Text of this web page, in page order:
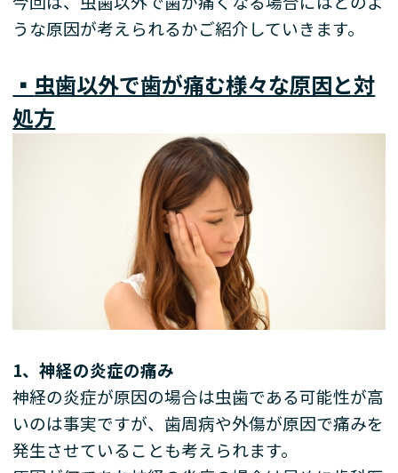
うな原因が考えられるかご紹介していきます。
▪️ 虫歯以外で歯が痛む様々な原因と対
処方
1、神経の炎症の痛み
神経の炎症が原因の場合は虫歯である可能性が高
いのは事実ですが、歯周病や外傷が原因で痛みを
発生させていることも考えられます。